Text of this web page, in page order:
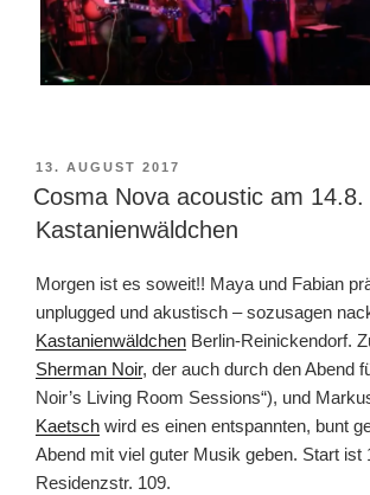
VERÖFFENTLICHT
AM
13. AUGUST 2017
Cosma Nova acoustic am 14.8.
Kastanienwäldchen
Morgen ist es soweit!! Maya und Fabian
unplugged und akustisch – sozusagen
Kastanienwäldchen Berlin-Reinickendorf.
Sherman Noir, der auch durch den Abend
Noir’s Living Room Sessions“), und
Kaetsch wird es einen entspannten, bunt
Abend mit viel guter Musik geben. Start ist
Residenzstr. 109.